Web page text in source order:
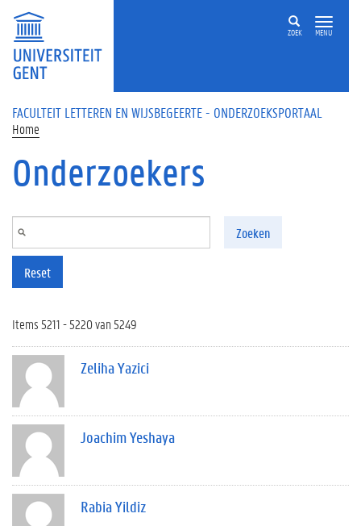
Overslaan en naar de inhoud gaan
ZOEK MENU
FACULTEIT LETTEREN EN WIJSBEGEERTE - ONDERZOEKSPORTAAL
Home
Onderzoekers
Zoeken
Reset
Items 5211 - 5220 van 5249
Zeliha Yazici
Joachim Yeshaya
Rabia Yildiz